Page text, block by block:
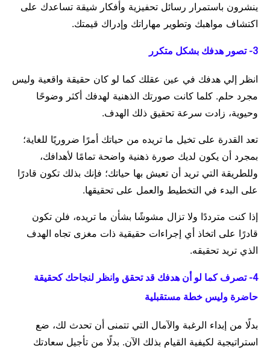
ينشرون باستمرار رسائل تحفيزية وأفكار شيقة تساعدك على
اكتشاف مواهبك وتطوير مهاراتك وإدراك قيمتك.
3- تصور هدفك بشكل متكرر
انظر إلي هدفك في عين عقلك كما لو كان حقيقة واقعية وليس
مجرد حلم. كلما كانت صورتك الذهنية لهدفك أكثر وضوحًا
وحيوية، زادت سرعة تحقيق ذلك الهدف.
تعد القدرة على تخيل ما تريده من حياتك أمرًا ضروريًا للغاية؛
بمجرد أن يكون لديك صورة ذهنية واضحة تمامًا لأهدافك،
وللطريقة التي تريد أن تعيش بها حياتك؛ فإنك بذلك تكون قادرًا
على البدء في التخطيط والعمل على تحقيقها.
إذا كنت مترددًا ولا تزال مشوشًا بشأن ما تريده، فلن تكون
قادرًا على اتخاذ أي إجراءات حقيقية ذات مغزى تجاه الهدف
الذي تريد تحقيقه.
4- تصرف كما لو أن هدفك قد تحقق وانظر لنجاحك كحقيقة
حاضرة وليس خطة مستقبلية
بدلًا من إبداء الرغبة والآمال التي تتمنى أن تحدث لك، ضع
استراتيجية لكيفية القيام بذلك الآن. بدلًا من تأجيل سعادتك